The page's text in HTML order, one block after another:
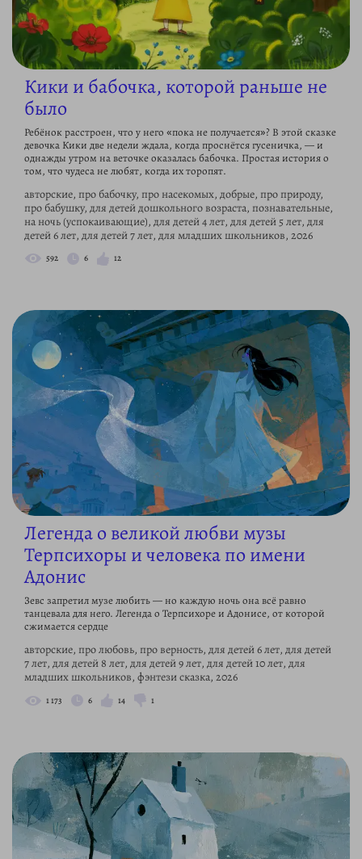
Кики и бабочка, которой раньше не
было
Ребёнок расстроен, что у него «пока не получается»? В этой сказке
девочка Кики две недели ждала, когда проснётся гусеничка, — и
однажды утром на веточке оказалась бабочка. Простая история о
том, что чудеса не любят, когда их торопят.
авторские, про бабочку, про насекомых, добрые, про природу,
про бабушку, для детей дошкольного возраста, познавательные,
на ночь (успокаивающие), для детей 4 лет, для детей 5 лет, для
детей 6 лет, для детей 7 лет, для младших школьников, 2026
592 6 12
Легенда о великой любви музы
Терпсихоры и человека по имени
Адонис
Зевс запретил музе любить — но каждую ночь она всё равно
танцевала для него. Легенда о Терпсихоре и Адонисе, от которой
сжимается сердце
авторские, про любовь, про верность, для детей 6 лет, для детей
7 лет, для детей 8 лет, для детей 9 лет, для детей 10 лет, для
младших школьников, фэнтези сказка, 2026
1 173 6 14 1